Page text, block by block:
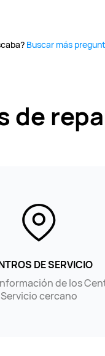
Buscar más
de
DE SERVICIO
de los
Servicio cercano